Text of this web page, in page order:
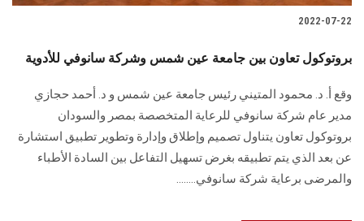
2022-07-22
بروتوكول تعاون بين جامعة عين شمس وشركة سانوفي للأدوية
وقع أ. د. محمود المتيني رئيس جامعة عين شمس و د. أحمد حجازي
مدير عام شركة سانوفي للرعاية المتخصصة بمصر والسودان
بروتوكول تعاون يتناول تصميم وإطلاق وإدارة وتطوير تطبيق استشارة
عن بعد الذي يتم تطبيقه بغرض تسهيل التفاعل بين السادة الأطباء
والمرضى برعاية شركة سانوفي........